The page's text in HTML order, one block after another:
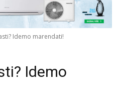
Idemo marendati!
Idemo